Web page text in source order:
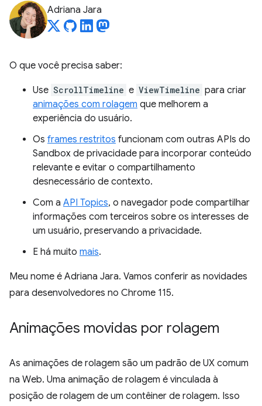
Adriana Jara
O que você precisa saber:
Use ScrollTimeline e ViewTimeline para criar
animações com rolagem que melhorem a
experiência do usuário.
Os frames restritos funcionam com outras APIs do
Sandbox de privacidade para incorporar conteúdo
relevante e evitar o compartilhamento
desnecessário de contexto.
Com a API Topics, o navegador pode compartilhar
informações com terceiros sobre os interesses de
um usuário, preservando a privacidade.
E há muito mais.
Meu nome é Adriana Jara. Vamos conferir as novidades
para desenvolvedores no Chrome 115.
Animações movidas por rolagem
As animações de rolagem são um padrão de UX comum
na Web. Uma animação de rolagem é vinculada à
posição de rolagem de um contêiner de rolagem. Isso